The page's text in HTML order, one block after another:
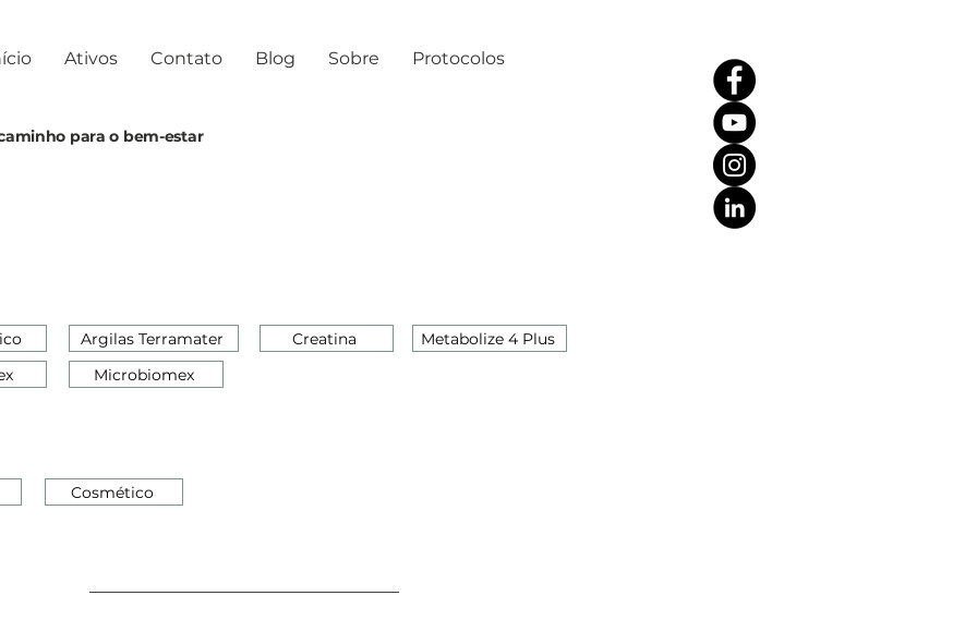
para o bem-estar
Ativos Contato Blog Sobre Protocolos
Argilas Terramater Creatina
Metabolize 4 Plus
Microbiomex
Cosmético